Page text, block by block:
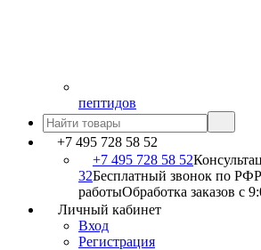
пептидов
+7 495 728 58 52
+7 495 728 58 52
32Бесплатный звонок по РФ
работыОбработка заказов с
Личный кабинет
Вход
Регистрация